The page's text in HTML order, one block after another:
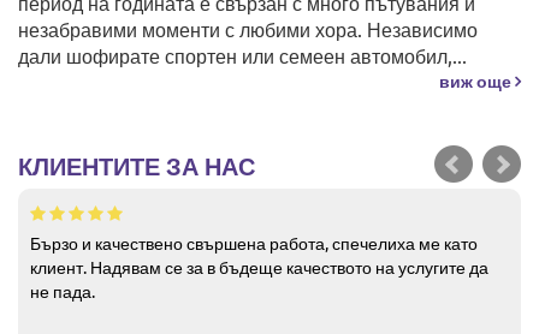
незабравими моменти с любими хора. Независимо
дали шофирате спортен или семеен автомобил,...
виж още
КЛИЕНТИТЕ ЗА НАС
Бързо и качествено свършена работа, спечелиха ме като
клиент. Надявам се за в бъдеще качеството на услугите да
не пада.